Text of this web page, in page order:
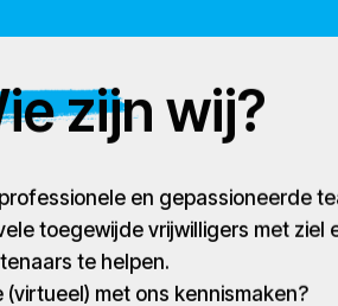
zijn wij?
en gepassioneerde
toegewijde vrijwilligers met ziel
te helpen.
(virtueel) met ons kennismaken?